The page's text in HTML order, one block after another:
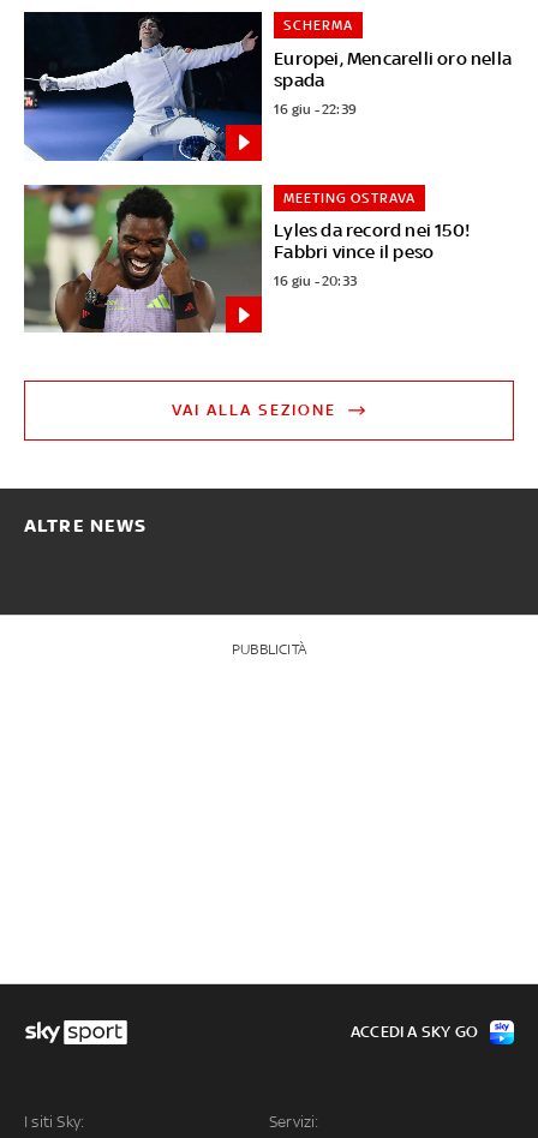
Europei, Mencarelli oro nella
spada
SCHERMA
16 giu - 22:39
Lyles da record nei 150!
Fabbri vince il peso
MEETING OSTRAVA
16 giu - 20:33
VAI ALLA SEZIONE
ALTRE NEWS
PUBBLICITÀ
I siti Sky: Servizi:
ACCEDI A SKY GO